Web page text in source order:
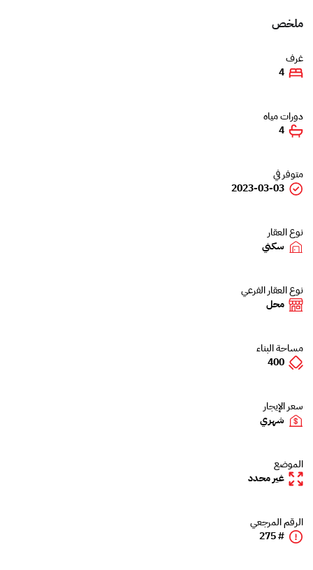
ملخص
غرف
4
دورات مياه
4
متوفر في
2023-03-03
نوع العقار
سكني
نوع العقار الفرعي
محل
مساحة البناء
400
سعر الإيجار
شهري
الموضع
غير محدد
الرقم المرجعي
# 275